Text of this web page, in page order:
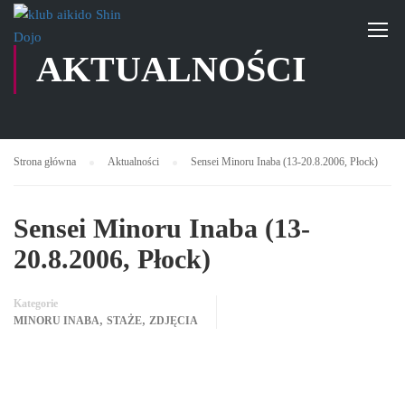
AKTUALNOŚCI
Strona główna Aktualności Sensei Minoru Inaba (13-20.8.2006, Płock)
Sensei Minoru Inaba (13-
20.8.2006, Płock)
Kategorie
MINORU INABA, STAŻE, ZDJĘCIA